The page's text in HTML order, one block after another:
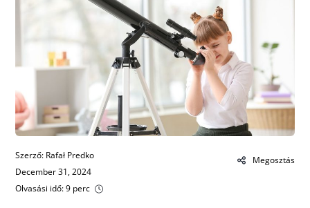
Megosztás
Szerző: Rafał Predko
December 31, 2024
Olvasási idő: 9 perc